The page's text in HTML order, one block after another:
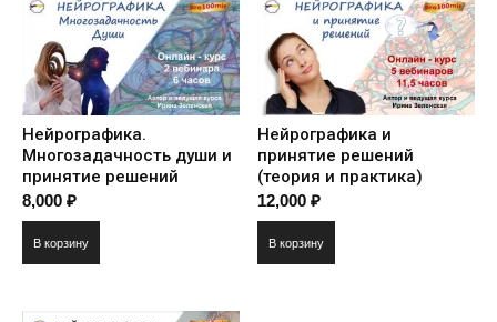
Нейрографика.
Многозадачность души и
принятие решений
8,000 ₽
В корзину
Нейрографика и
принятие решений
(теория и практика)
12,000₽
В корзину